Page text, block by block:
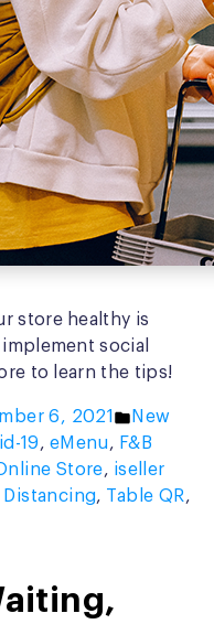
store healthy is
social
to learn the tips!
6, 2021
Posted
in
New
19, eMenu, F&B
Store, iseller
Distancing, Table QR,